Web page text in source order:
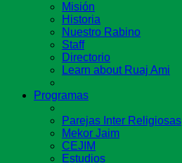
Misión
Historia
Nuestro Rabino
Staff
Directorio
Learn about Ruaj Ami
Programas
Parejas Inter Religiosas
Mekor Jaim
CEJIM
Estudios